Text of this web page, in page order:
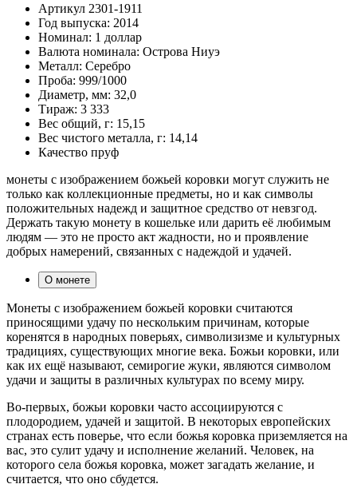
Артикул 2301-1911
Год выпуска: 2014
Номинал: 1 доллар
Валюта номинала: Острова Ниуэ
Металл: Серебро
Проба: 999/1000
Диаметр, мм: 32,0
Тираж: 3 333
Вес общий, г: 15,15
Вес чистого металла, г: 14,14
Качество пруф
монеты с изображением божьей коровки могут служить не
только как коллекционные предметы, но и как символы
положительных надежд и защитное средство от невзгод.
Держать такую монету в кошельке или дарить её любимым
людям — это не просто акт жадности, но и проявление
добрых намерений, связанных с надеждой и удачей.
О монете
Монеты с изображением божьей коровки считаются
приносящими удачу по нескольким причинам, которые
коренятся в народных поверьях, символизизме и культурных
традициях, существующих многие века. Божьи коровки, или
как их ещё называют, семирогие жуки, являются символом
удачи и защиты в различных культурах по всему миру.
Во-первых, божьи коровки часто ассоциируются с
плодородием, удачей и защитой. В некоторых европейских
странах есть поверье, что если божья коровка приземляется на
вас, это сулит удачу и исполнение желаний. Человек, на
которого села божья коровка, может загадать желание, и
считается, что оно сбудется.